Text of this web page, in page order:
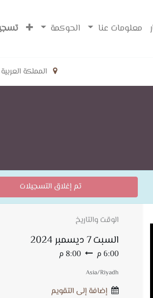
معلومات عنا الحوكمة
المملكة
تم إغلاق التسجيلات
الوقت والتاريخ
السبت7 ديسمبر 2024
6:00 م 8:00 م
Asia/Riyadh
إضافة إلى التقويم